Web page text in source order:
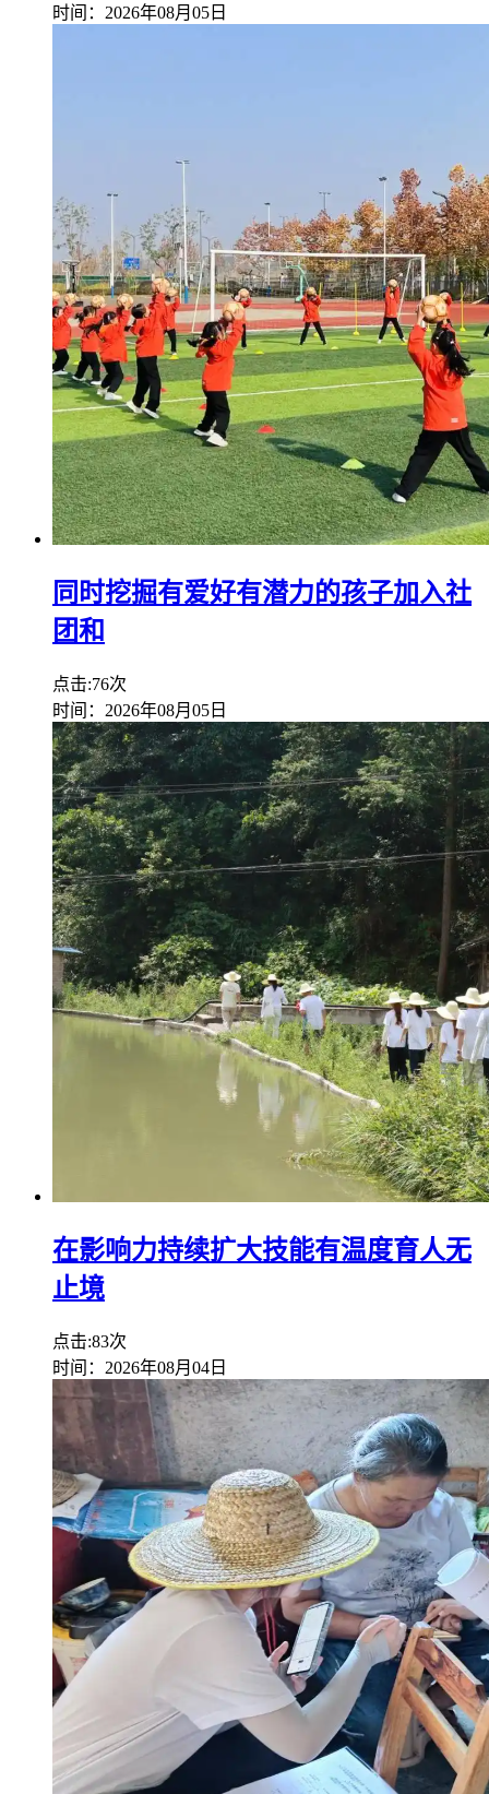
时间：2026年08月05日
同时挖掘有爱好有潜力的孩子加入社
团和
点击:76次
时间：2026年08月05日
在影响力持续扩大技能有温度育人无
止境
点击:83次
时间：2026年08月04日